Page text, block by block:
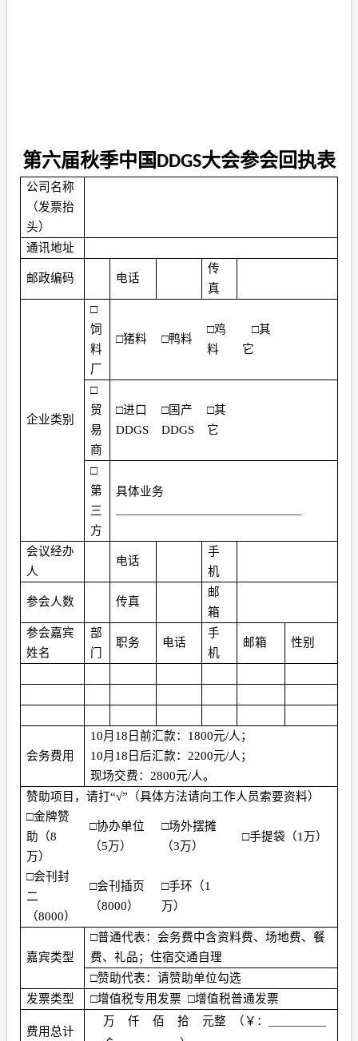
第六届秋季中国 DDGS大会参会回执表
公司名称
（发票抬
头）
通讯地址
邮政编码 电话
传
真
企业类别
□
饲
料
厂
□猪料 □鸭料
□鸡
料
□其
它
□
贸
易
商
□进口
DDGS
□国产
DDGS
□其
它
□
第
三
方
具体业务
会议经办
人
电话
手
机
参会人数 传真
邮
箱
参会嘉宾
姓名
部
门
职务 电话
手
机
邮箱 性别
会务费用
10月 18 日前汇款： 1800元/人；
10月 18 日后汇款：2200元/人；
现场交费：2800元/人。
赞助项目，请打“√”（具体方法请向工作人员索要资料）
□金牌赞
助（8
万）
□协办单位
（5万）
□场外摆摊
（3万）
□手提袋（1万）
□会刊封
二
（8000）
□会刊插页
（8000）
□手环（1
万）
嘉宾类型
□普通代表：会务费中含资料费、场地费、餐
费、礼品；住宿交通自理
□赞助代表：请赞助单位勾选
发票类型
□增值税专用发票 □增值税普通发票
费用总计
万 仟 佰 拾 元整 （￥：